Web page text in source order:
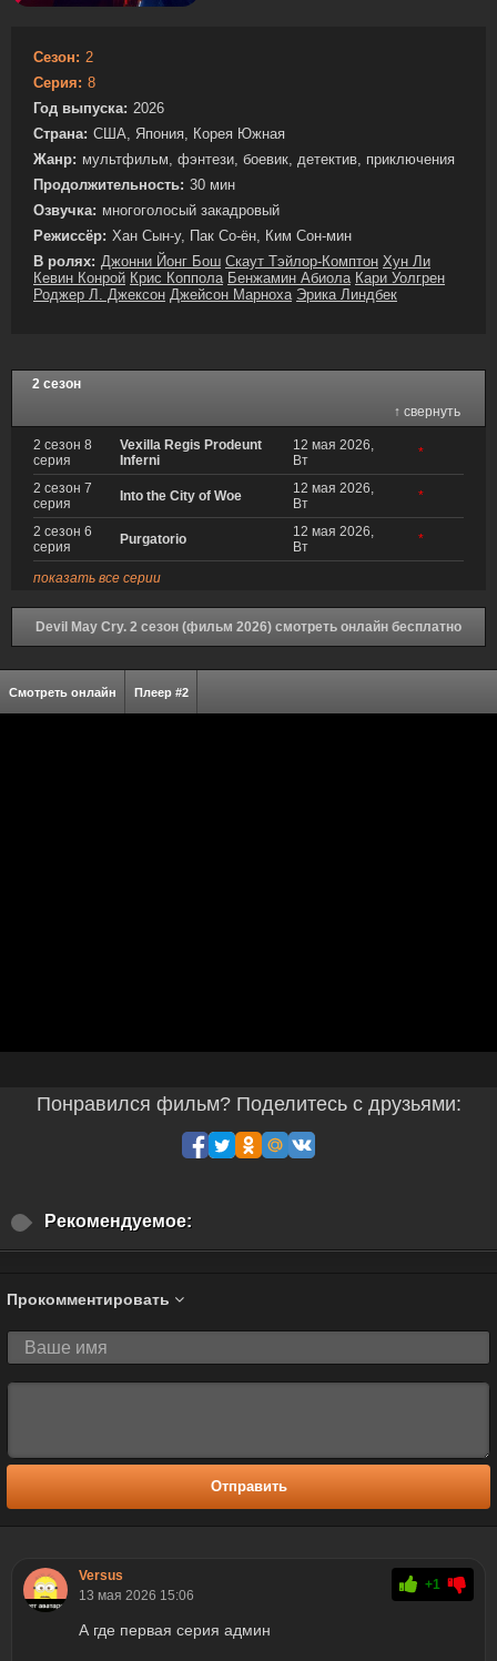
Сезон: 2
Серия: 8
Год выпуска: 2026
Страна: США, Япония, Корея Южная
Жанр: мультфильм, фэнтези, боевик, детектив, приключения
Продолжительность: 30 мин
Озвучка: многоголосый закадровый
Режиссёр: Хан Сын-у, Пак Со-ён, Ким Сон-мин
В ролях: Джонни Йонг Бош Скаут Тэйлор-Комптон Хун Ли
Кевин Конрой Крис Коппола Бенжамин Абиола Кари Уолгрен
Роджер Л. Джексон Джейсон Марноха Эрика Линдбек
2 сезон
↑ свернуть
2 сезон 8
серия
Vexilla Regis Prodeunt
Inferni
12 мая 2026,
Вт
*
2 сезон 7
серия
Into the City of Woe
12 мая 2026,
Вт
*
2 сезон 6
серия
Purgatorio
12 мая 2026,
Вт
*
показать все серии
Devil May Cry. 2 сезон (фильм 2026) смотреть онлайн бесплатно
Смотреть онлайн Плеер #2
Понравился фильм? Поделитесь с друзьями:
Рекомендуемое:
Прокомментировать
Отправить
Versus
13 мая 2026 15:06
+1
А где первая серия админ